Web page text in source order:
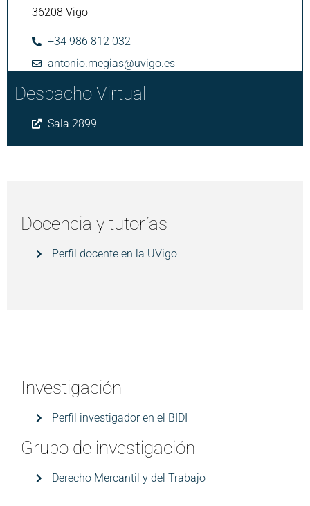
36208 Vigo
+34 986 812 032
antonio.megias@uvigo.es
Despacho Virtual
Sala 2899
Docencia y tutorías
Perfil docente en la UVigo
Investigación
Perfil investigador en el BIDI
Grupo de investigación
Derecho Mercantil y del Trabajo